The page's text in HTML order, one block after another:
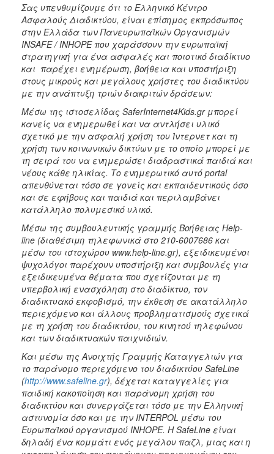
Σας υπενθυμίζουμε ότι το Ελληνικό Κέντρο
Ασφαλούς Διαδικτύου, είναι επίσημος εκπρόσωπος
στην Ελλάδα των Πανευρωπαϊκών Οργανισμών
INSAFE / INHOPE που χαράσσουν την ευρωπαϊκή
στρατηγική για ένα ασφαλές και ποιοτικό διαδίκτυο
και παρέχει ενημέρωση, βοήθεια και υποστήριξη
στους μικρούς και μεγάλους χρήστες του διαδικτύου
με την ανάπτυξη τριών διακριτών δράσεων:
Μέσω της ιστοσελίδας SaferInternet4Kids.grμπορεί
κανείς να ενημερωθεί και να αντλήσει υλικό
σχετικό με την ασφαλή χρήση του Ίντερνετ και τη
χρήση των κοινωνικών δικτύων με το οποίο μπορεί με
τη σειρά του να ενημερώσει διαδραστικά παιδιά και
νέους κάθε ηλικίας. Το ενημερωτικό αυτό portal
απευθύνεται τόσο σε γονείς και εκπαιδευτικούς όσο
και σε εφήβους και παιδιά και περιλαμβάνει
κατάλληλο πολυμεσικό υλικό.
Μέσω της συμβουλευτικής γραμμής Βοήθειας Ηelp-
line (διαθέσιμη τηλεφωνικά στο 210-6007686 και
μέσω του ιστοχώρου www.help-line.gr), εξειδικευμένοι
ψυχολόγοι παρέχουν υποστήριξη και συμβουλές για
εξειδικευμένα θέματα που σχετίζονται με τη
υπερβολική ενασχόληση στο διαδίκτυο, τον
διαδικτυακό εκφοβισμό, την έκθεση σε ακατάλληλο
περιεχόμενο και άλλους προβληματισμούς σχετικά
με τη χρήση του διαδικτύου, του κινητού τηλεφώνου
και των διαδικτυακών παιχνιδιών.
Και μέσω της Ανοιχτής Γραμμής Καταγγελιών για
το παράνομο περιεχόμενο του διαδικτύου SafeLine
(http://www.safeline.gr), δέχεται καταγγελίες για
παιδική κακοποίηση και παράνομη χρήση του
διαδικτύου και συνεργάζεται τόσο με την Ελληνική
αστυνομία όσο και με την INTERPOL μέσω του
Ευρωπαϊκού οργανισμού INHOPE. H SafeLine είναι
δηλαδή ένα κομμάτι ενός μεγάλου παζλ, μιας και η